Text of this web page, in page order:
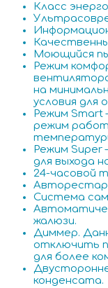
Класс
Моющийся
Режим
на
условия для
Режим
режим
Режим Super
для выхода
24-часовой
Система
жалюзи.
Диммер.
отключить
для более
конденсата.